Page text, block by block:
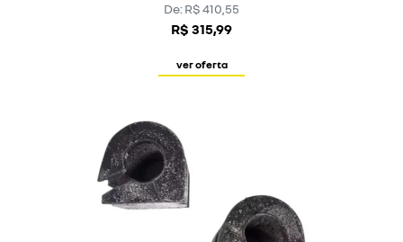
De: R$ 410,55
R$ 315,99
ver oferta